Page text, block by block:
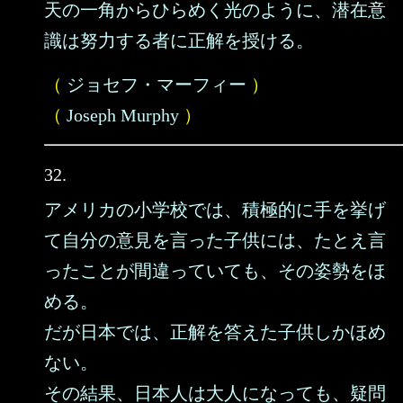
天の一角からひらめく光のように、潜在意
識は努力する者に正解を授ける。
（ ジョセフ・マーフィー ）
（ Joseph Murphy ）
32.
アメリカの小学校では、積極的に手を挙げ
て自分の意見を言った子供には、たとえ言
ったことが間違っていても、その姿勢をほ
める。
だが日本では、正解を答えた子供しかほめ
ない。
その結果、日本人は大人になっても、疑問